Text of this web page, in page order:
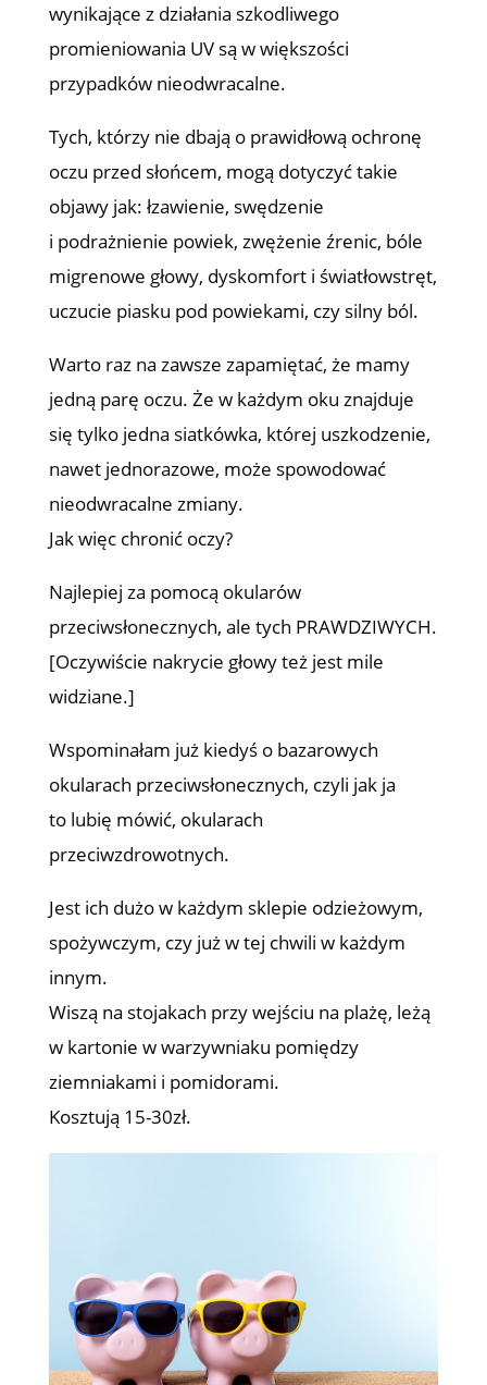
wynikające z działania szkodliwego
promieniowania UV są w większości
przypadków nieodwracalne.
Tych, którzy nie dbają o prawidłową ochronę
oczu przed słońcem, mogą dotyczyć takie
objawy jak: łzawienie, swędzenie
i podrażnienie powiek, zwężenie źrenic, bóle
migrenowe głowy, dyskomfort i światłowstręt,
uczucie piasku pod powiekami, czy silny ból.
Warto raz na zawsze zapamiętać, że mamy
jedną parę oczu. Że w każdym oku znajduje
się tylko jedna siatkówka, której uszkodzenie,
nawet jednorazowe, może spowodować
nieodwracalne zmiany.
Jak więc chronić oczy?
Najlepiej za pomocą okularów
przeciwsłonecznych, ale tych PRAWDZIWYCH.
[Oczywiście nakrycie głowy też jest mile
widziane.]
Wspominałam już kiedyś o bazarowych
okularach przeciwsłonecznych, czyli jak ja
to lubię mówić, okularach
przeciwzdrowotnych.
Jest ich dużo w każdym sklepie odzieżowym,
spożywczym, czy już w tej chwili w każdym
innym.
Wiszą na stojakach przy wejściu na plażę, leżą
w kartonie w warzywniaku pomiędzy
ziemniakami i pomidorami.
Kosztują 15-30zł.